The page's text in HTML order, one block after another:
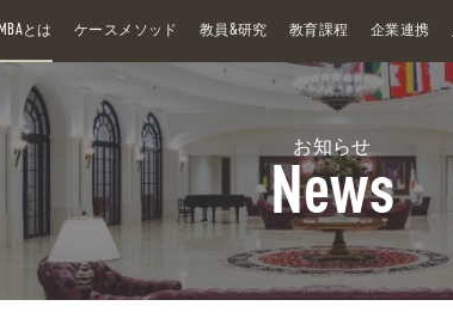
MBAとは ケースメソッド 教員&研究 教育課程 企業連携
お知らせ
News